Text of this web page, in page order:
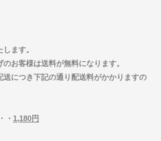
ます。
お客様は送料が無料になります。
につき下記の通り配送料がかかりますの
1,180円